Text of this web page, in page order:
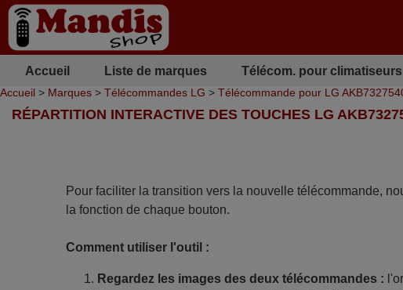
Accueil Liste de marques Télécom. pour climatiseurs
Accueil > Marques > Télécommandes LG > Télécommande pour LG
RÉPARTITION INTERACTIVE DES TOUCHES LG
Pour faciliter la transition vers la nouvelle télécommande,
la fonction de chaque bouton.
Comment utiliser l'outil :
Regardez les images des deux télécommandes :